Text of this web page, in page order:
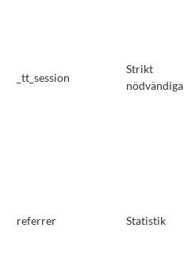
_tt_session
Strikt
nödvändiga
referrer Statistik